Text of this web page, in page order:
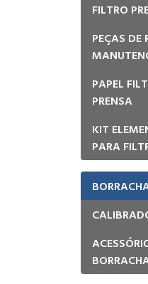
FILTRO
PEÇAS DE
PAPEL
PRENSA
KIT
PARA